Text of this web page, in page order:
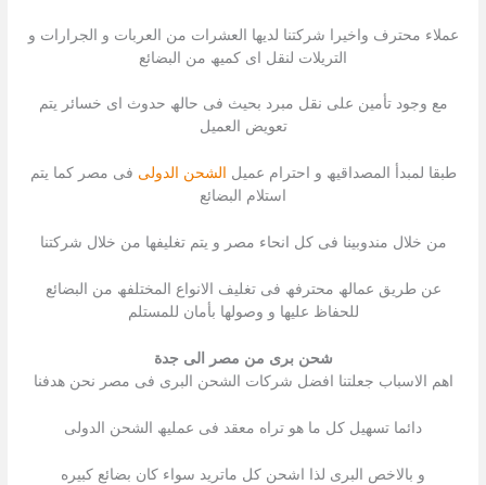
عملاء محترف واخیرا شركتنا لدیھا العشرات من العربات و الجرارات و
التریلات لنقل اى كمیھ من البضائع
مع وجود تأمین على نقل مبرد بحیث فى حالھ حدوث اى خسائر یتم
تعویض العمیل
طبقا لمبدأ المصداقیھ و احترام عمیل الشحن الدولى فى مصر كما یتم
استلام البضائع
من خلال مندوبینا فى كل انحاء مصر و یتم تغلیفھا من خلال شركتنا
عن طریق عمالھ محترفھ فى تغلیف الانواع المختلفھ من البضائع
للحفاظ علیھا و وصولھا بأمان للمستلم
شحن برى من مصر الى جدة
اھم الاسباب جعلتنا افضل شركات الشحن البرى فى مصر نحن ھدفنا
دائما تسھیل كل ما ھو تراه معقد فى عملیھ الشحن الدولى
و بالاخص البرى لذا اشحن كل ماترید سواء كان بضائع كبیره